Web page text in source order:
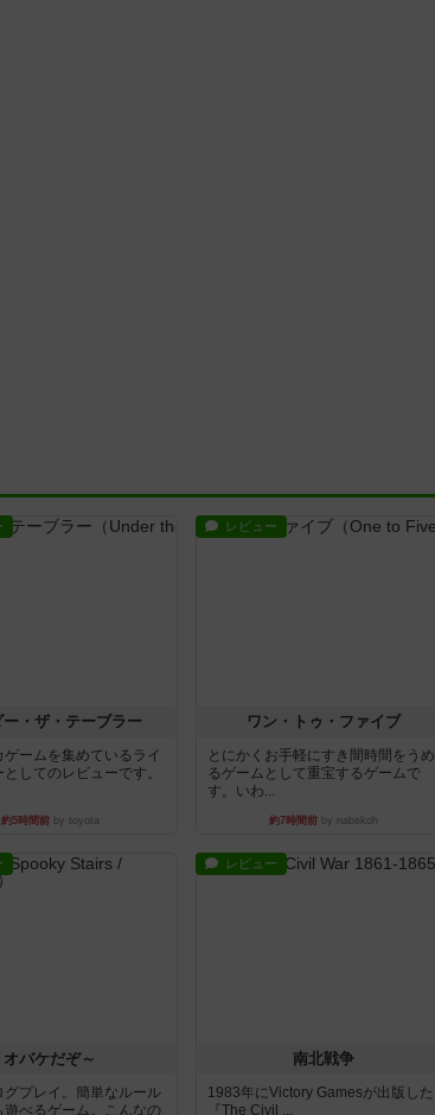
ー・ザ・テーブラー
ゲームを集めているライ
としてのレビューです。
約5時間前by toyota
レビュー
ワン・トゥ・ファイブ
とにかくお手軽にすき間時間をうめ
るゲームとして重宝するゲームで
す。いわ...
約7時間前 by nabekoh
オバケだぞ～
グプレイ。簡単なルール
遊べるゲーム。こんなの
レビュー
南北戦争
1983年にVictory Gamesが出版した
『The Civil ...